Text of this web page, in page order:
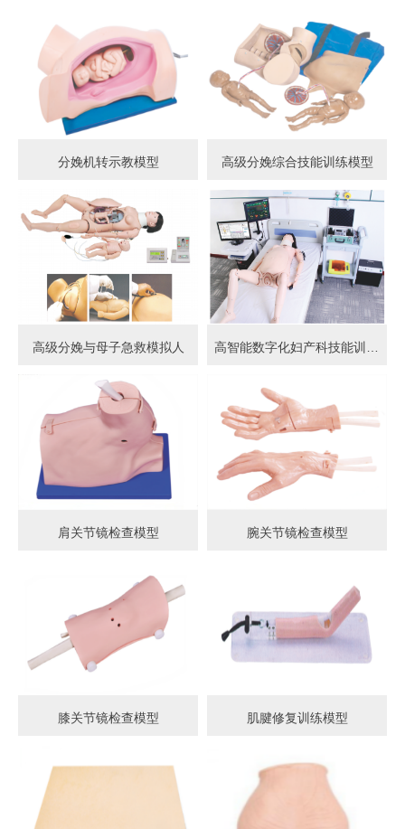
分娩机转示教模型 高级分娩综合技能训练模型
高级分娩与母子急救模拟人 高智能数字化妇产科技能训练系统 (计算机控制)
肩关节镜检查模型 腕关节镜检查模型
膝关节镜检查模型 肌腱修复训练模型